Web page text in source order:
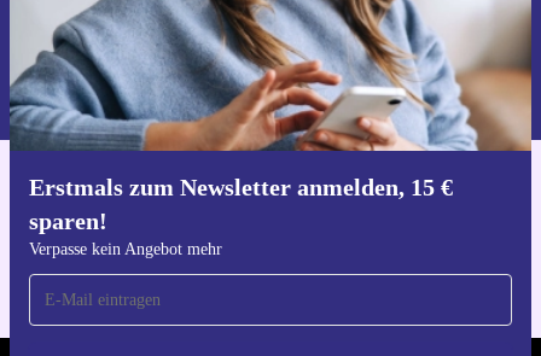
Erstmals zum Newsletter anmelden, 15 €
sparen!
Verpasse kein Angebot mehr
Gutschein anfordern
Informationen über die Verwendung personenbezogener Daten findest
du in unserer
Datenschutzerklärung.
Hol dir die refurbed-App